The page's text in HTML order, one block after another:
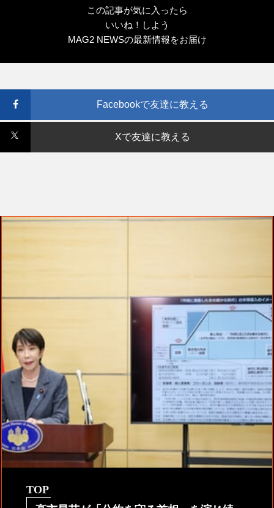
この記事が気に入ったら
いいね！しよう
MAG2 NEWSの最新情報をお届け
Facebookで友達に教える
Xで友達に教える
TOP